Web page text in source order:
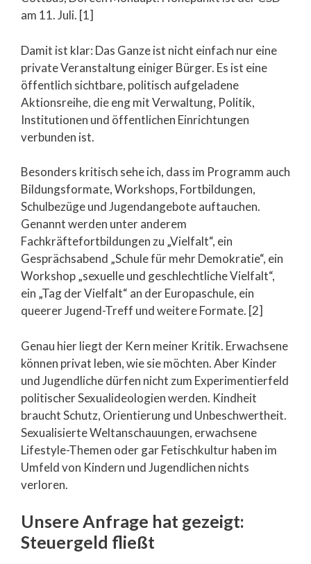
am 11. Juli. [1]
Damit ist klar: Das Ganze ist nicht einfach nur eine
private Veranstaltung einiger Bürger. Es ist eine
öffentlich sichtbare, politisch aufgeladene
Aktionsreihe, die eng mit Verwaltung, Politik,
Institutionen und öffentlichen Einrichtungen
verbunden ist.
Besonders kritisch sehe ich, dass im Programm auch
Bildungsformate, Workshops, Fortbildungen,
Schulbezüge und Jugendangebote auftauchen.
Genannt werden unter anderem
Fachkräftefortbildungen zu „Vielfalt“, ein
Gesprächsabend „Schule für mehr Demokratie“, ein
Workshop „sexuelle und geschlechtliche Vielfalt“,
ein „Tag der Vielfalt“ an der Europaschule, ein
queerer Jugend-Treff und weitere Formate. [2]
Genau hier liegt der Kern meiner Kritik. Erwachsene
können privat leben, wie sie möchten. Aber Kinder
und Jugendliche dürfen nicht zum Experimentierfeld
politischer Sexualideologien werden. Kindheit
braucht Schutz, Orientierung und Unbeschwertheit.
Sexualisierte Weltanschauungen, erwachsene
Lifestyle-Themen oder gar Fetischkultur haben im
Umfeld von Kindern und Jugendlichen nichts
verloren.
Unsere Anfrage hat gezeigt:
Steuergeld fließt